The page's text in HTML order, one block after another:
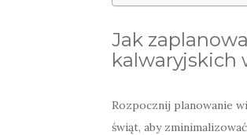
Jak
kalwaryjskich
Rozpocznij planowanie
świąt, aby